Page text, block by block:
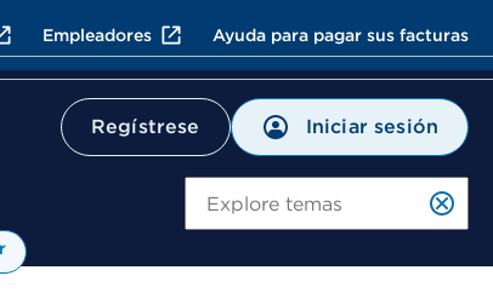
Empleadores Ayuda para pagar sus facturas
Regístrese Iniciar sesión